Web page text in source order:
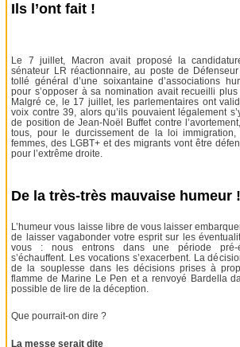
Ils l’ont fait !
Le 7 juillet, Macron avait proposé la
sénateur LR réactionnaire, au poste de
tollé général d’une soixantaine d’associations
pour s’opposer à sa nomination avait recueilli
Malgré ce, le 17 juillet, les parlementaires ont
voix contre 39, alors qu’ils pouvaient légalement
de position de Jean-Noël Buffet contre
tous, pour le durcissement de la loi
femmes, des LGBT+ et des migrants vont être
pour l’extrême droite.
De la très-très mauvaise humeur !
L’humeur vous laisse libre de vous laisser
de laisser vagabonder votre esprit sur les
vous : nous entrons dans une période pré-
s’échauffent. Les vocations s’exacerbent. La
de la souplesse dans les décisions prises à
flamme de Marine Le Pen et a renvoyé Bardella
possible de lire de la déception.
Que pourrait-on dire ?
La messe serait dite